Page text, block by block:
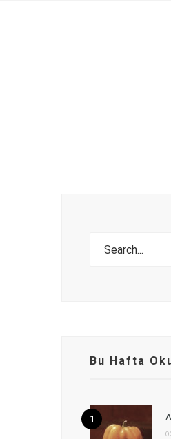
Bu Hafta